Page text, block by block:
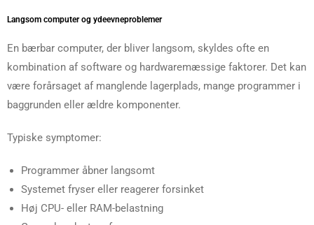
Langsom computer og ydeevneproblemer
En bærbar computer, der bliver langsom, skyldes ofte en
kombination af software og hardwaremæssige faktorer. Det kan
være forårsaget af manglende lagerplads, mange programmer i
baggrunden eller ældre komponenter.
Typiske symptomer:
Programmer åbner langsomt
Systemet fryser eller reagerer forsinket
Høj CPU- eller RAM-belastning